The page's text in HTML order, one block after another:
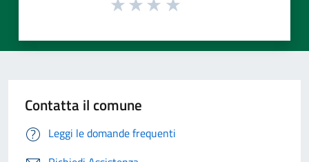
Contatta il comune
Leggi le domande frequenti